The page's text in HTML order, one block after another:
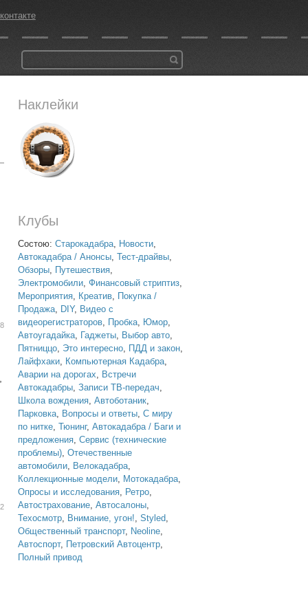
Наклейки
Клубы
Состою: Старокадабра, Новости,
Автокадабра / Анонсы, Тест-драйвы,
Обзоры, Путешествия,
Электромобили, Финансовый стриптиз,
Мероприятия, Креатив, Покупка /
Продажа, DIY, Видео с
видеорегистраторов, Пробка, Юмор,
Автоугадайка, Гаджеты, Выбор авто,
Пятниццо, Это интересно, ПДД и закон,
Лайфхаки, Компьютерная Кадабра,
Аварии на дорогах, Встречи
Автокадабры, Записи ТВ-передач,
Школа вождения, Автоботаник,
Парковка, Вопросы и ответы, С миру
по нитке, Тюнинг, Автокадабра / Баги и
предложения, Сервис (технические
проблемы), Отечественные
автомобили, Велокадабра,
Коллекционные модели, Мотокадабра,
Опросы и исследования, Ретро,
Автострахование, Автосалоны,
Техосмотр, Внимание, угон!, Styled,
Общественный транспорт, Neoline,
Автоспорт, Петровский Автоцентр,
Полный привод